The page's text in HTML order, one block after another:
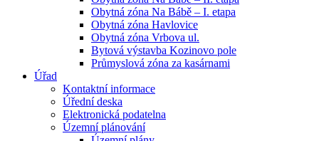
Obytná zóna Na Bábě – I. etapa
Obytná zóna Havlovice
Obytná zóna Vrbova ul.
Bytová výstavba Kozinovo pole
Průmyslová zóna za kasárnami
Úřad
Kontaktní informace
Úřední deska
Elektronická podatelna
Územní plánování